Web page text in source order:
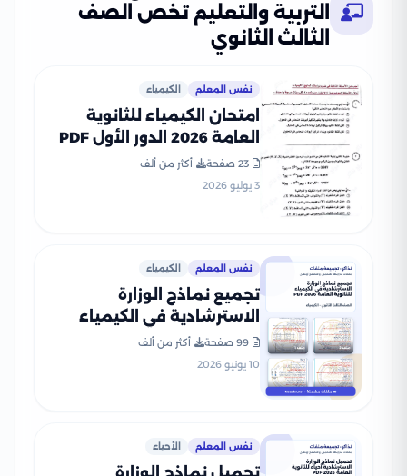
التربية والتعليم تخص الصف
الثالث الثانوي
نفس المعلم الكيمياء
امتحان الكيمياء للثانوية
العامة 2026 الدور الأول PDF
لطلاب الصف الثالث الثانوي
23 صفحة
أكثر من ألف
3 يوليو 2026
نفس المعلم الكيمياء
تجميع نماذج الوزارة
الاسترشادية في الكيمياء
للثانوية العامة 2026 PDF
99 صفحة
أكثر من ألف
10 يونيو 2026
نفس المعلم الأحياء